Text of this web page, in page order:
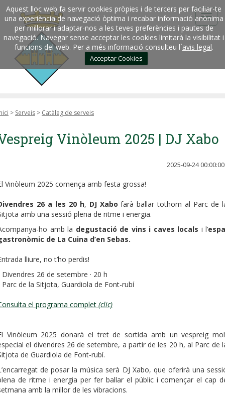
Aquest lloc web fa servir cookies pròpies i de tercers per faciliar-te
una experiència de navegació òptima i recabar informació anònima
per millorar i adaptar-nos a les teves preferències i pautes de
navegació. Navegar sense acceptar les cookies limitarà la visibilitat i
funcions del web. Per a més informació consulteu l´avis legal.
Acceptar Cookies
> Serveis > Catàleg de serveis
Vinòleum 2025 | DJ Xabo
2025-09-24 00:00:00
Vinòleum 2025 comença amb festa grossa!
26 a les 20 h, DJ Xabo farà ballar tothom al Parc de
amb una sessió plena de ritme i energia.
ho amb la degustació de vins i caves locals i l’
de La Cuina d’en Sebas.
lliure, no t’ho perdis!
Divendres 26 de setembre · 20 h
Parc de la Sitjota, Guardiola de Font-rubí
el programa complet (clic)
Vinòleum 2025 donarà el tret de sortida amb un vespreig
el divendres 26 de setembre, a partir de les 20 h, al Parc de
de Guardiola de Font-rubí.
de posar la música serà DJ Xabo, que oferirà una
de ritme i energia per fer ballar el públic i començar el cap
amb la millor de les vibracions.